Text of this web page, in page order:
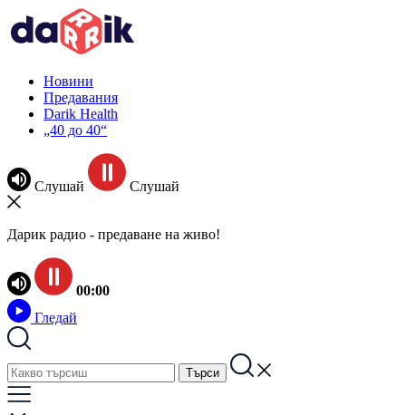
Новини
Предавания
Darik Health
„40 до 40“
Слушай Слушай
Дарик радио - предаване на живо!
00:00
Гледай